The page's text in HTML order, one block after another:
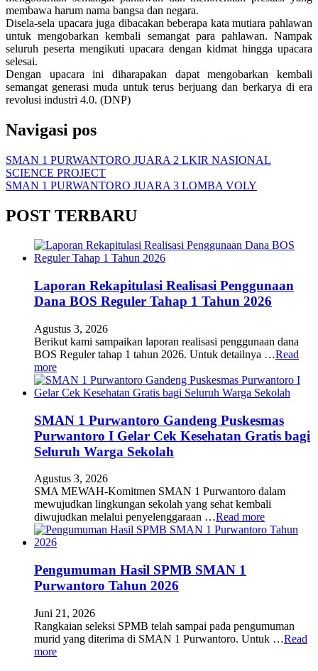
membawa harum nama bangsa dan negara.
Disela-sela upacara juga dibacakan beberapa kata mutiara pahlawan
untuk mengobarkan kembali semangat para pahlawan. Nampak
seluruh peserta mengikuti upacara dengan kidmat hingga upacara
selesai.
Dengan upacara ini diharapakan dapat mengobarkan kembali
semangat generasi muda untuk terus berjuang dan berkarya di era
revolusi industri 4.0. (DNP)
Navigasi pos
SMAN 1 PURWANTORO JUARA 2 LKIR NASIONAL
SCIENCE PROJECT
SMAN 1 PURWANTORO JUARA 3 LOMBA VOLY
POST TERBARU
Laporan Rekapitulasi Realisasi Penggunaan
Dana BOS Reguler Tahap 1 Tahun 2026
Agustus 3, 2026
Berikut kami sampaikan laporan realisasi penggunaan dana
BOS Reguler tahap 1 tahun 2026. Untuk detailnya …Read
more
SMAN 1 Purwantoro Gandeng Puskesmas
Purwantoro I Gelar Cek Kesehatan Gratis bagi
Seluruh Warga Sekolah
Agustus 3, 2026
SMA MEWAH-Komitmen SMAN 1 Purwantoro dalam
mewujudkan lingkungan sekolah yang sehat kembali
diwujudkan melalui penyelenggaraan …Read more
Pengumuman Hasil SPMB SMAN 1
Purwantoro Tahun 2026
Juni 21, 2026
Rangkaian seleksi SPMB telah sampai pada pengumuman
murid yang diterima di SMAN 1 Purwantoro. Untuk …Read
more